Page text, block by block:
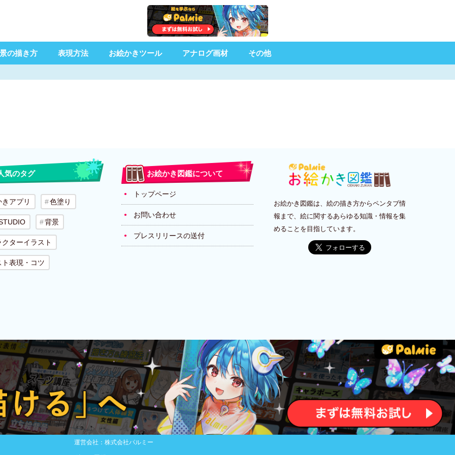
の描き方 表現方法 お絵かきツール アナログ画材 その他
気のタグ
アプリ 色塗り
背景
ターイラスト
ト表現・コツ
お絵かき図鑑について
トップページ
お問い合わせ
プレスリリースの送付
お絵かき図鑑は、絵の描き方からペンタブ情
報まで、絵に関するあらゆる知識・情報を集
めることを目指しています。
運営会社：株式会社パルミー